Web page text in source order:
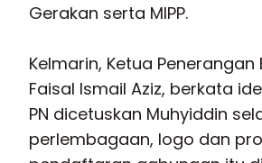
Gerakan serta MIPP.
Kelmarin, Ketua Penerangan
Faisal Ismail Aziz, berkata
PN dicetuskan Muhyiddin
perlembagaan, logo dan